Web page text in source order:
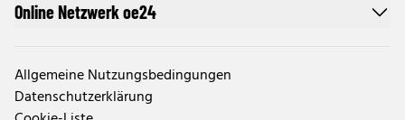
Online Netzwerk oe24
Allgemeine Nutzungsbedingungen
Datenschutzerklärung